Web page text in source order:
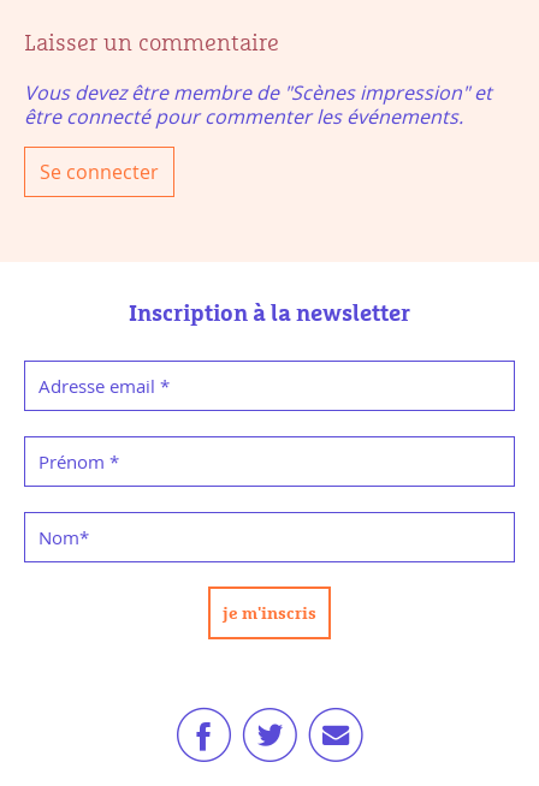
Laisser un commentaire
Vous devez être membre de "Scènes impression" et
être connecté pour commenter les événements.
Se connecter
Inscription à la newsletter
Adresse email *
Prénom *
Nom*